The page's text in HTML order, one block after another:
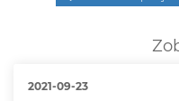
2021-09-23